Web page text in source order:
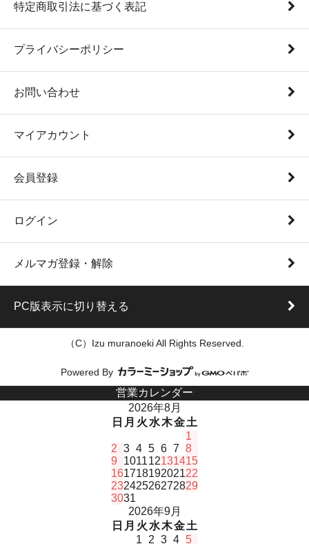
特定商取引法に基づく表記
プライバシーポリシー
お問い合わせ
マイアカウント
会員登録
ログイン
メルマガ登録・解除
PC版表示に切り替える
（C）Izu muranoeki All Rights Reserved.
Powered By
営業カレンダー
2026年8月
日 月 火水木金土
1
2 3 4 5 6 7 8
9
101112131415
16171819202122
23242526272829
3031
2026年9月
日 月 火水木金土
1 2 3 4 5